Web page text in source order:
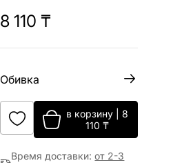
8 110 ₸
Обивка
в корзину| 8
110 ₸
Время доставки:от 2-3